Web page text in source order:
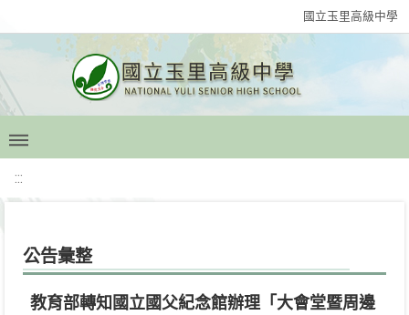
國立玉里高級中學
:::
公告彙整
教育部轉知國立國父紀念館辦理「大會堂暨周邊